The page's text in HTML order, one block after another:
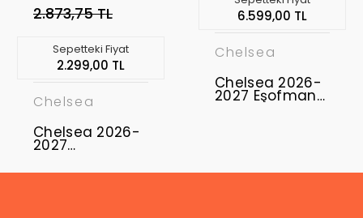
2.873,75 TL
Sepetteki Fiyat
2.299,00 TL
Chelsea
Chelsea 2026-
2027
Maç Forması
6.599,00 TL
Chelsea
Chelsea 2026-
2027 Eşofman
Takımı CFC-01